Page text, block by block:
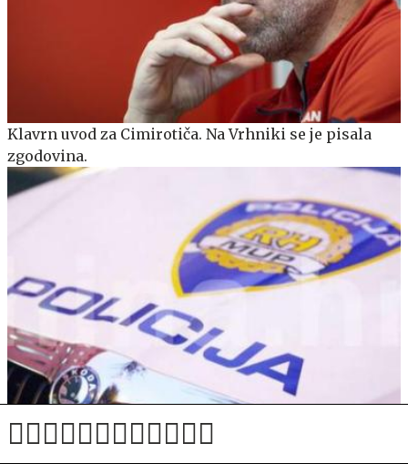
Klavrn uvod za Cimirotiča. Na Vrhniki se je pisala
zgodovina.